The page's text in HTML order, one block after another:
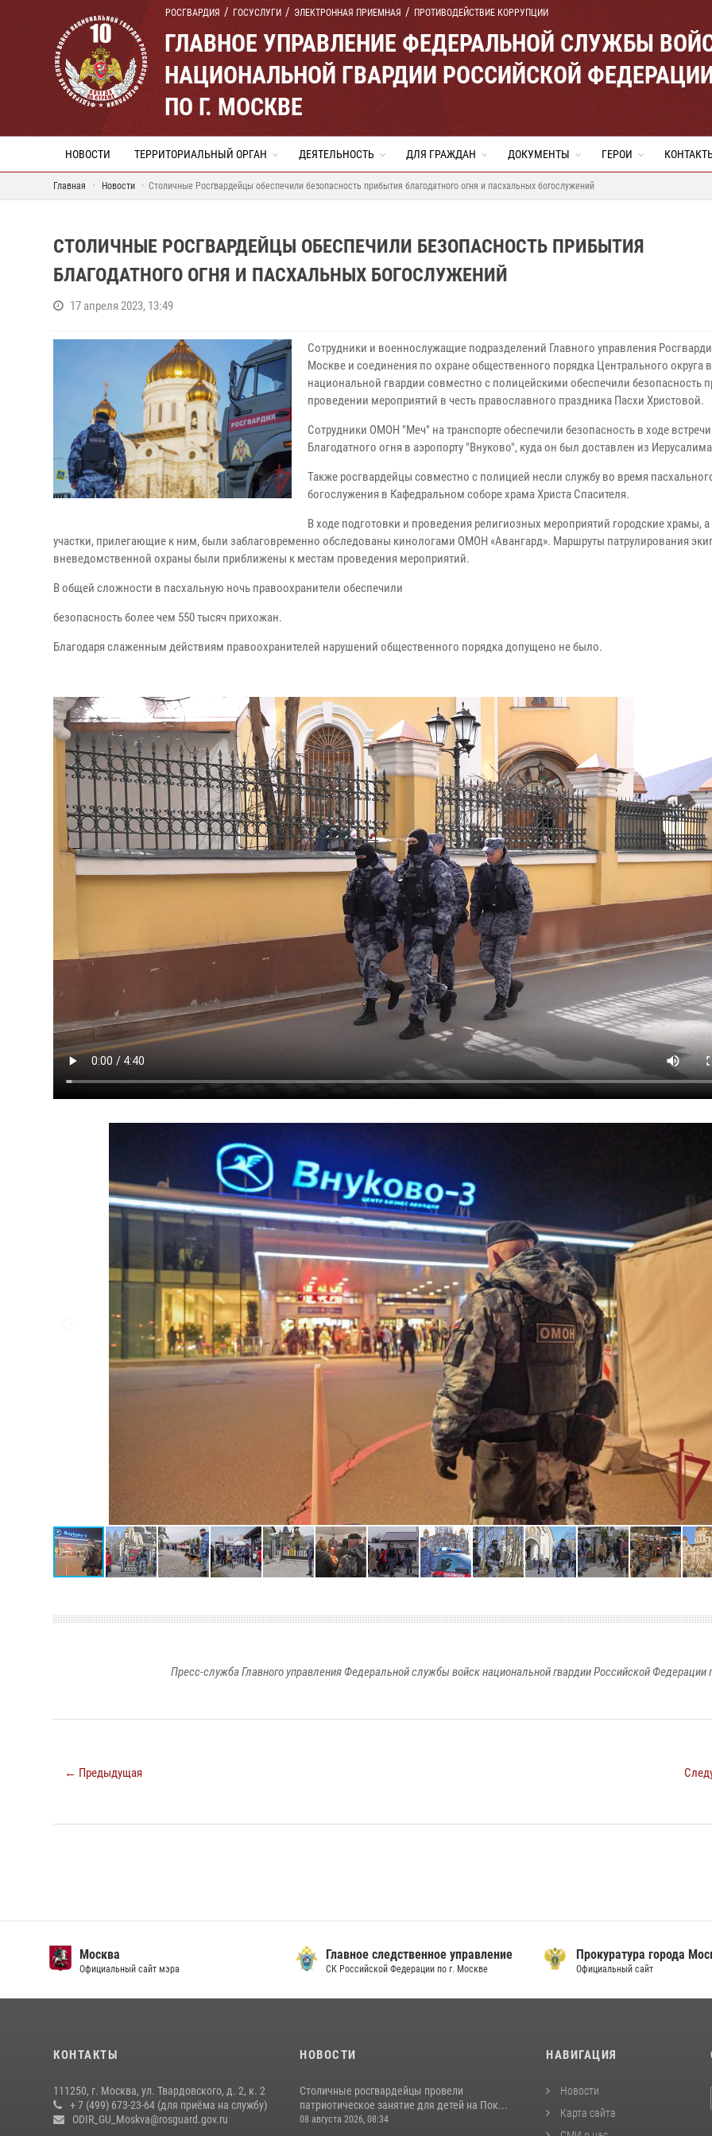
РОСГВАРДИЯ ГОСУСЛУГИ ЭЛЕКТРОННАЯ ПРИЕМНАЯ ПРОТИВОДЕЙСТВИЕ КОРРУПЦИИ
ГЛАВНОЕ УПРАВЛЕНИЕ ФЕДЕРАЛЬНОЙ СЛУЖБЫ
НАЦИОНАЛЬНОЙ ГВАРДИИ РОССИЙСКОЙ
ПО Г. МОСКВЕ
НОВОСТИ ТЕРРИТОРИАЛЬНЫЙ ОРГАН ДЕЯТЕЛЬНОСТЬ ДЛЯ ГРАЖДАН ДОКУМЕНТЫ ГЕРОИ
Главная Новости Столичные Росгвардейцы обеспечили безопасность прибытия благодатного огня и пасхальных богослужений
СТОЛИЧНЫЕ РОСГВАРДЕЙЦЫ ОБЕСПЕЧИЛИ БЕЗОПАСНОСТЬ ПРИБЫТИЯ
БЛАГОДАТНОГО ОГНЯ И ПАСХАЛЬНЫХ БОГОСЛУЖЕНИЙ
17 апреля 2023, 13:49
Сотрудники и военнослужащие подразделений Главного управления
Москве и соединения по охране общественного порядка Центрального округа
национальной гвардии совместно с полицейскими обеспечили безопасность
проведении мероприятий в честь православного праздника Пасхи Христовой.
Сотрудники ОМОН "Меч" на транспорте обеспечили безопасность в ходе встречи
Благодатного огня в аэропорту "Внуково", куда он был доставлен из
Также росгвардейцы совместно с полицией несли службу во время
богослужения в Кафедральном соборе храма Христа Спасителя.
В ходе подготовки и проведения религиозных мероприятий городские храмы, а
участки, прилегающие к ним, были заблаговременно обследованы кинологами ОМОН «Авангард». Маршруты патрулирования
вневедомственной охраны были приближены к местам проведения мероприятий.
В общей сложности в пасхальную ночь правоохранители обеспечили
безопасность более чем 550 тысяч прихожан.
Благодаря слаженным действиям правоохранителей нарушений общественного порядка допущено не было.
Пресс-служба Главного управления Федеральной службы войск национальной гвардии Российской Федерации
← Предыдущая
Москва
Официальный сайт мэра
Главное следственное управление
СК Российской Федерации по г. Москве
Прокуратура города
Официальный сайт
КОНТАКТЫ
111250, г. Москва, ул. Твардовского, д. 2, к. 2
+ 7 (499) 673-23-64 (для приёма на службу)
ODIR_GU_Moskva@rosguard.gov.ru
НОВОСТИ
Столичные росгвардейцы провели
патриотическое занятие для детей на Пок...
08 августа 2026, 08:34
НАВИГАЦИЯ
Новости
Карта сайта